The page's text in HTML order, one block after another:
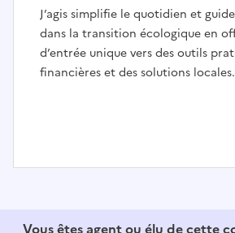
J’agis simplifie le quotidien et
dans la transition écologique en
d’entrée unique vers des outils
financières et des solutions locales.